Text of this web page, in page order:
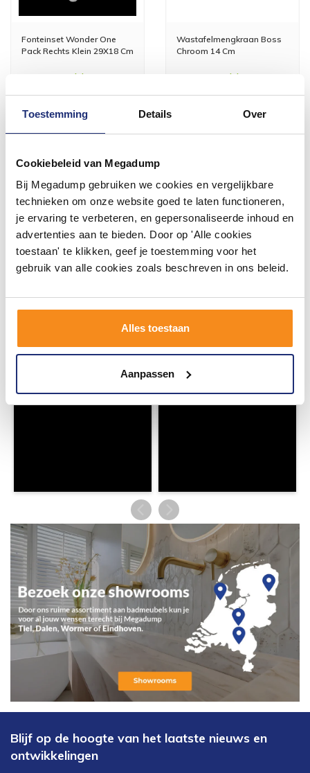
Toestemming Details Over
Cookiebeleid van Megadump
Bij Megadump gebruiken we cookies en vergelijkbare
technieken om onze website goed te laten functioneren,
je ervaring te verbeteren, en gepersonaliseerde inhoud en
advertenties aan te bieden. Door op 'Alle cookies
toestaan' te klikken, geef je toestemming voor het
gebruik van alle cookies zoals beschreven in ons beleid.
Alles toestaan
Aanpassen
Fonteinset Wonder One
Pack Rechts Klein 29X18 Cm
1 tot 3 werkdagen
Meer info
Wastafelmengkraan Boss
Chroom 14 Cm
1 tot 3 werkdagen
91,00
#mijndroombadkamer
en tag @megadumpnl. Samen bouwen we een
inspirerende omgeving vol met unieke
badkamerstijlen. Doe je mee?
Blijf op de hoogte van het laatste nieuws en
ontwikkelingen